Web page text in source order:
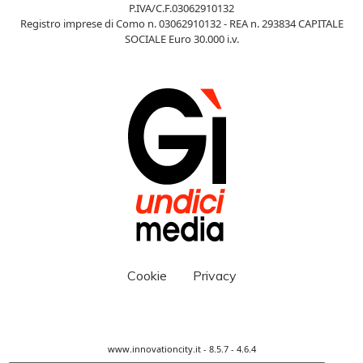
P.IVA/C.F.03062910132
Registro imprese di Como n. 03062910132 - REA n. 293834 CAPITALE
SOCIALE Euro 30.000 i.v.
Cookie Privacy
www.innovationcity.it - 8.5.7 - 4.6.4